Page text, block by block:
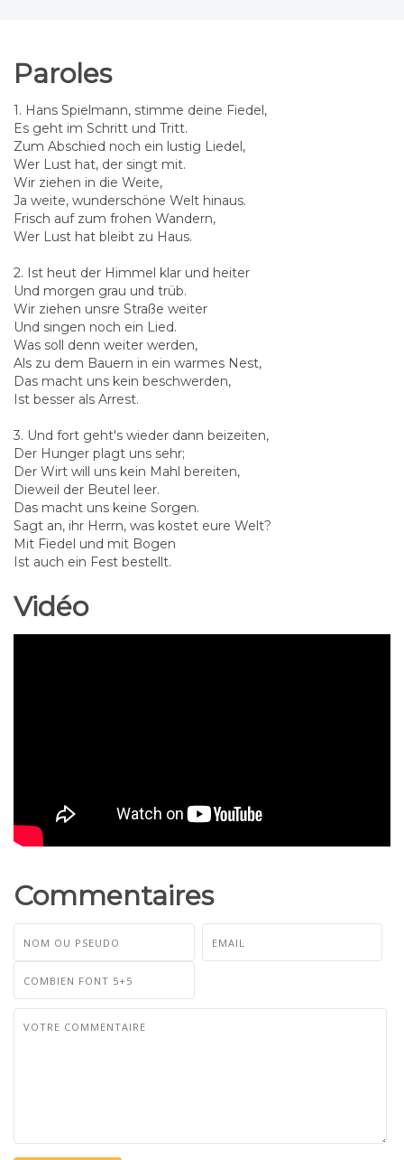
Paroles
1. Hans Spielmann, stimme deine Fiedel,
Es geht im Schritt und Tritt.
Zum Abschied noch ein lustig Liedel,
Wer Lust hat, der singt mit.
Wir ziehen in die Weite,
Ja weite, wunderschöne Welt hinaus.
Frisch auf zum frohen Wandern,
Wer Lust hat bleibt zu Haus.
2. Ist heut der Himmel klar und heiter
Und morgen grau und trüb.
Wir ziehen unsre Straße weiter
Und singen noch ein Lied.
Was soll denn weiter werden,
Als zu dem Bauern in ein warmes Nest,
Das macht uns kein beschwerden,
Ist besser als Arrest.
3. Und fort geht's wieder dann beizeiten,
Der Hunger plagt uns sehr;
Der Wirt will uns kein Mahl bereiten,
Dieweil der Beutel leer.
Das macht uns keine Sorgen.
Sagt an, ihr Herrn, was kostet eure Welt?
Mit Fiedel und mit Bogen
Ist auch ein Fest bestellt.
Vidéo
Commentaires